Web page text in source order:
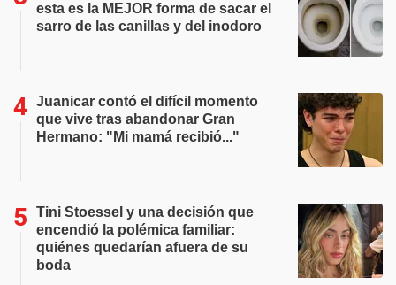
esta es la MEJOR forma de sacar el
sarro de las canillas y del inodoro
Juanicar contó el difícil momento
que vive tras abandonar Gran
Hermano: "Mi mamá recibió..."
Tini Stoessel y una decisión que
encendió la polémica familiar:
quiénes quedarían afuera de su
boda